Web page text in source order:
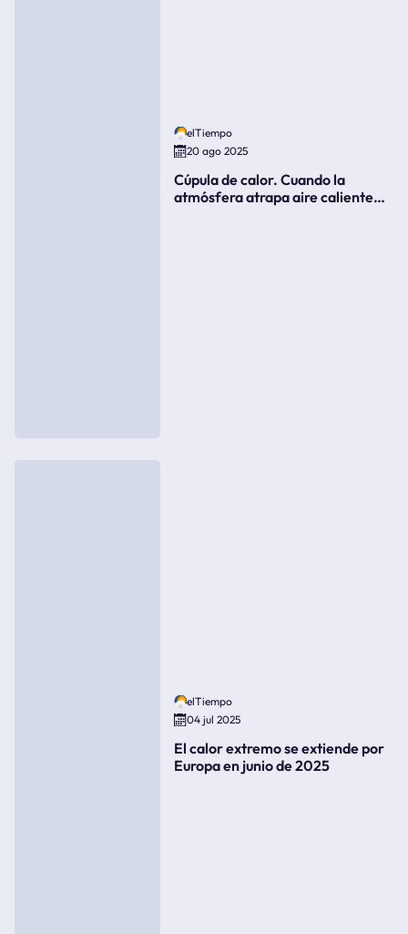
elTiempo
20 ago 2025
Cúpula de calor. Cuando la
atmósfera atrapa aire caliente
elTiempo
04 jul 2025
El calor extremo se extiende por
Europa en junio de 2025